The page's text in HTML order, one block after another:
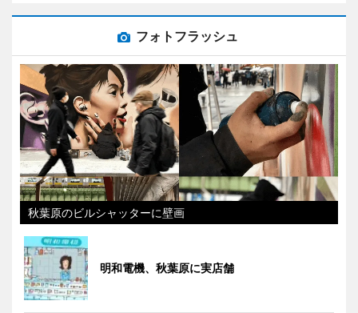
フォトフラッシュ
秋葉原のビルシャッターに壁画
明和電機、秋葉原に実店舗